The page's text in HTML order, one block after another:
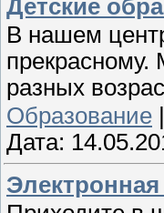
Детские
В нашем
разных
Образование
Дата: